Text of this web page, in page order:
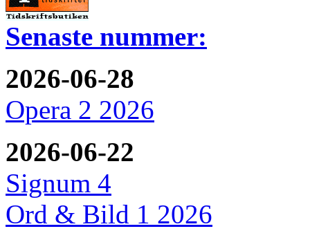
Senaste nummer:
2026-06-28
Opera 2 2026
2026-06-22
Signum 4
Ord & Bild 1 2026